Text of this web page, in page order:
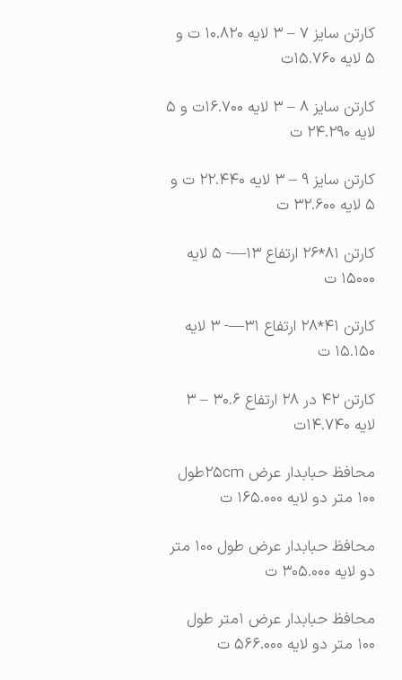
کارتن سایز ۷ – ۳ لایه ۱۰.۸۲۰ ت و
کارتن سایز ۸ – ۳ لایه ۱۶.۷۰۰ت و ۵
کارتن سایز ۹ – ۳ لایه ۲۲.۴۴۰ ت و
کارتن ۸۱*۲۶ ارتفاع ۱۳—- ۵ لایه
۱۵۰۰۰ ت
کارتن ۴۱*۲۸ ارتفاع ۳۱—- ۳ لایه
۱۵.۱۵۰ ت
کارتن ۴۲ در ۲۸ ارتفاع ۳۰.۶ – ۳
محافظ حبابدار عرض ۲۵cmطول
محافظ حبابدار عرض طول ۱۰۰ متر
دو لایه ۳۰۵.۰۰۰ ت
محافظ حبابدار عرض ۱متر طول